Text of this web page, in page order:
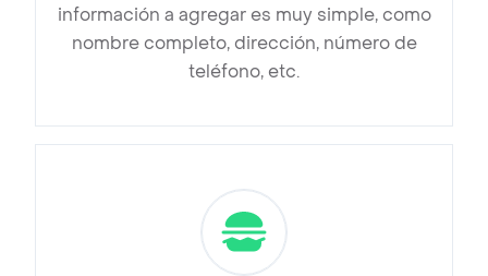
información a agregar es muy simple, como
nombre completo, dirección, número de
teléfono, etc.